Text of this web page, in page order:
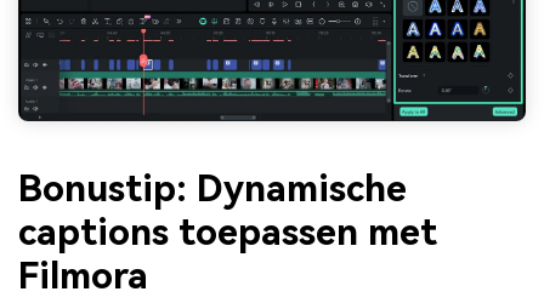
Bonustip: Dynamische
captions toepassen met
Filmora